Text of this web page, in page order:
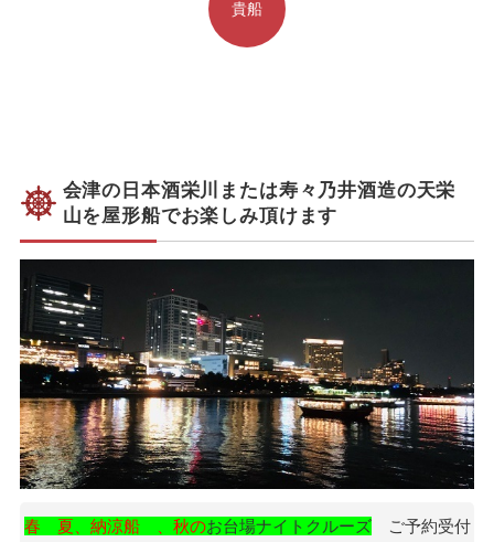
貴船
会津の日本酒栄川または寿々乃井酒造の天栄
山を 屋形船でお楽しみ頂けます
春 夏、納涼船 、秋のお台場ナイトクルーズご予約受付